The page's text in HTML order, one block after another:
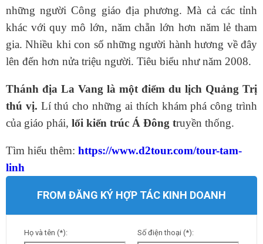
những người Công giáo địa phương. Mà cả các tỉnh
khác với quy mô lớn, năm chẵn lớn hơn năm lẻ tham
gia. Nhiều khi con số những người hành hương về đây
lên đến hơn nửa triệu người. Tiêu biểu như năm 2008.
Thánh địa La Vang là một điểm du lịch Quảng Trị
thú vị. Lí thú cho những ai thích khám phá công trình
của giáo phái, lối kiến trúc Á Đông truyền thống.
Tìm hiểu thêm: https://www.d2tour.com/tour-tam-
linh
FROM ĐĂNG KÝ HỢP TÁC KINH DOANH
Họ và tên (*): Số điện thoại (*):